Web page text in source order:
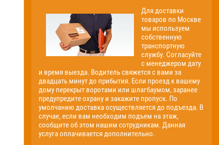
Для доставки
товаров по Москве
мы используем
собственную
транспортную
службу. Согласуйте
с менеджером дату
и время выезда. Водитель свяжется с вами за
двадцать минут до прибытия. Если проезд к вашему
дому перекрыт воротами или шлагбаумом, заранее
предупредите охрану и закажите пропуск. По
умолчанию доставка осуществляется до подъезда. В
случае, если вам необходим подъем на этаж,
сообщите об этом нашим сотрудникам. Данная
услуга оплачивается дополнительно.